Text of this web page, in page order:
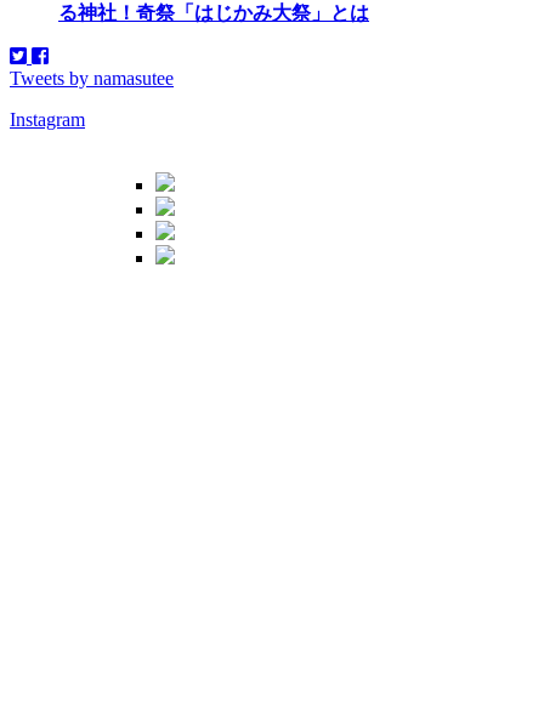
る神社！奇祭「はじかみ大祭」とは
Tweets by namasutee
Instagram